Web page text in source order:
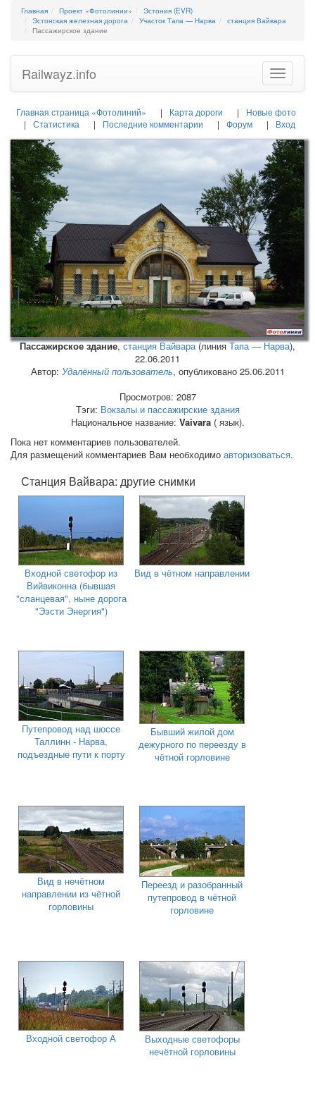
Главная Проект «Фотолинии»
Эстония (EVR)
Эстонская железная дорога
Участок Тапа — Нарва
станция Вайвара
Пассажирское здание
Toggle
Railwayz.info
Главная страница «Фотолиний» Карта дороги
Новые фото
Статистика
Последние комментарии Форум Вход
Пассажирское здание,станция Вайвара (линияТапа — Нарва),
22.06.2011
Автор: Удалённый пользователь, опубликовано 25.06.2011
Просмотров: 2087
Тэги: Вокзалы и пассажирские здания
Национальное название: Vaivara( язык).
Пока нет комментариев пользователей.
Для размещений комментариев Вам необходимо авторизоваться.
Станция Вайвара: другие снимки
Входной светофор из
Вийвиконна (бывшая
"сланцевая", ныне дорога
"Ээсти Энергия")
Вид в чётном направлении
Путепровод над шоссе
Таллинн - Нарва,
подъездные пути к порту
Бывший жилой дом
дежурного по переезду в
чётной горловине
Вид в нечётном
направлении из чётной
горловины
Переезд и разобранный
путепровод в чётной
горловине
Входной светофор А
Выходные светофоры
нечётной горловины